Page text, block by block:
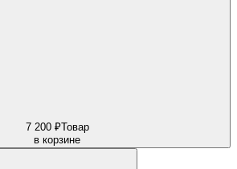
7 200 ₽Товар
в корзине